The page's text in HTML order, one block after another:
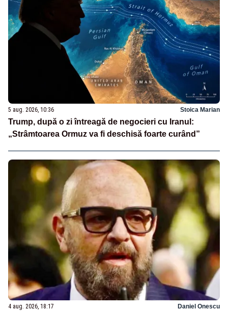
5 aug. 2026, 10:36 Stoica Marian
Trump, după o zi întreagă de negocieri cu Iranul:
„Strâmtoarea Ormuz va fi deschisă foarte curând”
4 aug. 2026, 18:17 Daniel Onescu